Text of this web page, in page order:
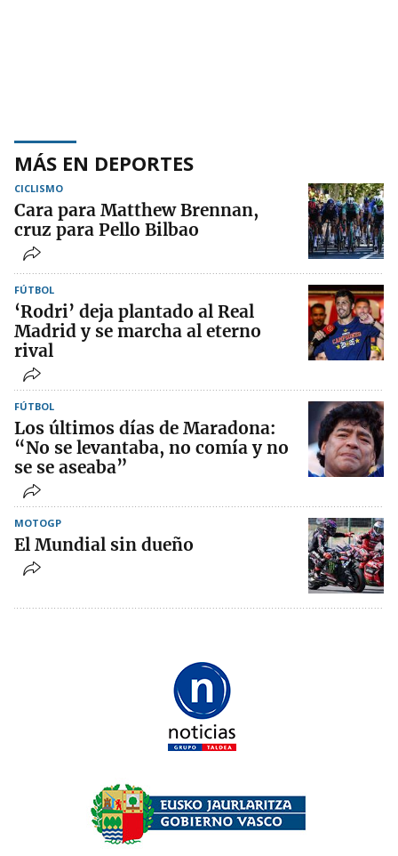
MÁS EN DEPORTES
CICLISMO
Cara para Matthew Brennan,
cruz para Pello Bilbao
FÚTBOL
‘Rodri’ deja plantado al Real
Madrid y se marcha al eterno
rival
FÚTBOL
Los últimos días de Maradona:
“No se levantaba, no comía y no
se se aseaba”
MOTOGP
El Mundial sin dueño